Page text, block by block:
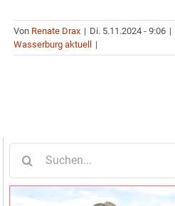
Von Renate Drax | Di. 5.11.2024 - 9:06 |
Wasserburg aktuell
|
nach: